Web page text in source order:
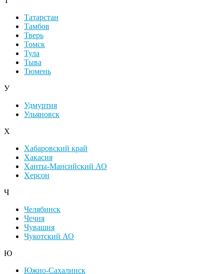
Татарстан
Тамбов
Тверь
Томск
Тула
Тыва
Тюмень
У
Удмуртия
Ульяновск
Х
Хабаровский край
Хакасия
Ханты-Мансийский АО
Херсон
Ч
Челябинск
Чечня
Чувашия
Чукотский АО
Ю
Южно-Сахалинск